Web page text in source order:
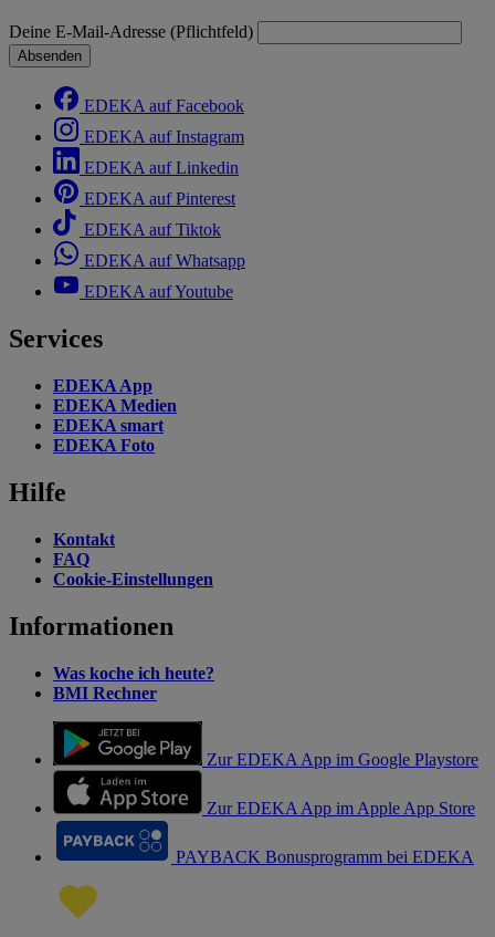
Deine E-Mail-Adresse (Pflichtfeld)
Absenden
EDEKA auf Facebook
EDEKA auf Instagram
EDEKA auf Linkedin
EDEKA auf Pinterest
EDEKA auf Tiktok
EDEKA auf Whatsapp
EDEKA auf Youtube
Services
EDEKA App
EDEKA Medien
EDEKA smart
EDEKA Foto
Hilfe
Kontakt
FAQ
Cookie-Einstellungen
Informationen
Was koche ich heute?
BMI Rechner
Zur EDEKA App im Google Playstore
Zur EDEKA App im Apple App Store
PAYBACK Bonusprogramm bei EDEKA